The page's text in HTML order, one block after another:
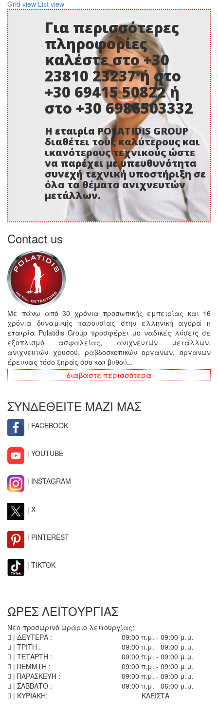
Grid view List view
Για περισσότερες
πληροφορίες
καλέστε στο +30
23810 23237 ή στο
+30 69415 50822 ή
στο +30 6986503332
Η εταιρία POLATIDIS GROUP
διαθέτει τους καλύτερους και
ικανότερους τεχνικούς ώστε
να παρέχει με υπευθυνότητα
συνεχή τεχνική υποστήριξη σε
όλα τα θέματα ανιχνευτών
μετάλλων.
Contact us
Με πάνω από 30 χρόνια προσωπικής εμπειρίας και 16
χρόνια δυναμικής παρουσίας στην ελληνική αγορά η
εταιρία Polatidis Group προσφέρει μο ναδικές λύσεις σε
εξοπλισμό ασφαλείας, ανιχνευτών μετάλλων,
ανιχνευτών χρυσού, ραβδοσκοπικών οργάνων, οργάνων
έρευνας τόσο ξηράς όσο και βυθού...
διαβάστε περισσότερα
ΣΥΝΔΕΘΕΙΤΕ ΜΑΖΙ ΜΑΣ
| FACEBOOK
| YOUTUBE
| INSTAGRAM
| X
| PINTEREST
| TIKTOK
ΩΡΕΣ ΛΕΙΤΟΥΡΓΙΑΣ
Νέο προσωρινό ωράριο λειτουργίας:
| ΔΕΥΤΕΡΑ :
09:00 π.μ. - 09:00 μ.μ.
| ΤΡΙΤΗ :
09:00 π.μ. - 09:00 μ.μ.
| ΤΕΤΑΡΤΗ :
09:00 π.μ. - 09:00 μ.μ.
| ΠΕΜΜΤΗ :
09:00 π.μ. - 09:00 μ.μ.
| ΠΑΡΑΣΚΕΥΗ :
09:00 π.μ. - 09:00 μ.μ.
| ΣΑΒΒΑΤΟ :
09:00 π.μ. - 06:00 μ.μ.
| ΚΥΡΙΑΚΗ:
ΚΛΕΙΣΤΑ